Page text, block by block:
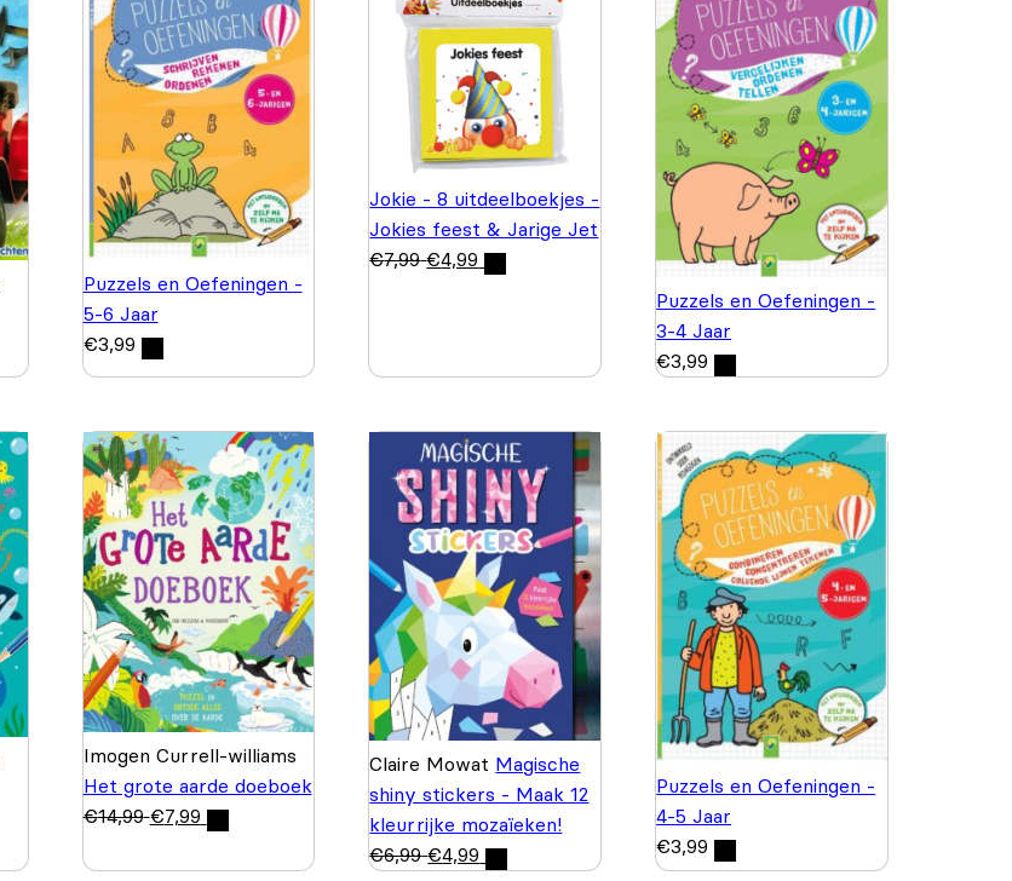
Puzzels en Oefeningen -
5-6 Jaar
€3,99
Jokie - 8 uitdeelboekjes -
Jokies feest & Jarige Jet
€7,99 €4,99
Puzzels en Oefeningen -
3-4 Jaar
€3,99
Imogen Currell-williams
Het grote aarde doeboek
€14,99 €7,99
Claire Mowat Magische
shiny stickers - Maak 12
kleurrijke mozaïeken!
€6,99 €4,99
Puzzels en Oefeningen -
4-5 Jaar
€3,99